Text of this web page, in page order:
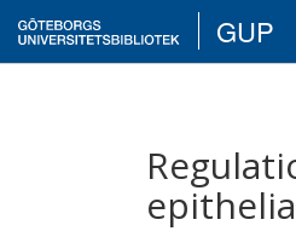
GUP